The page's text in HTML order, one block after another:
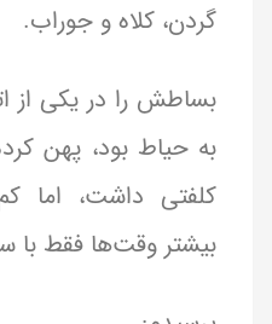
گردن، کلاه و جوراب.
بساطش را در یکی از
به حیاط بود، پهن
کلفتی داشت، اما
بیشتر وقت‌ها فقط با